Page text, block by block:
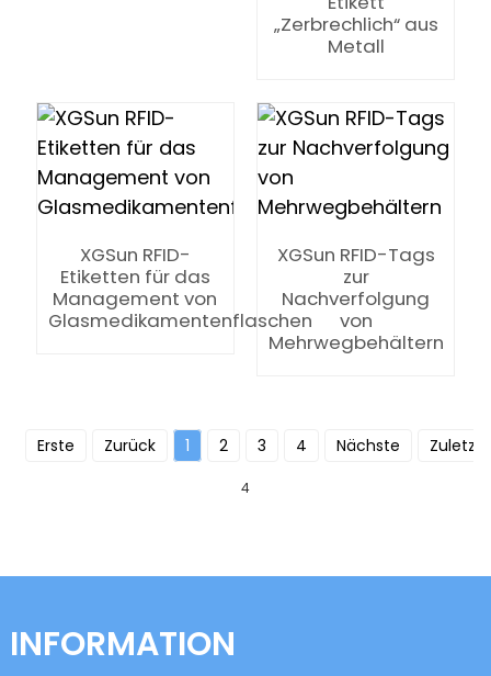
„Zerbrechlich“ aus
Metall
XGSun RFID-
Etiketten für das
Management von
Glasmedikamentenflaschen
XGSun RFID-Tags
zur
Nachverfolgung
von
Mehrwegbehältern
Erste Zurück 1 2 3 4 Nächste Zuletzt
4
INFORMATION